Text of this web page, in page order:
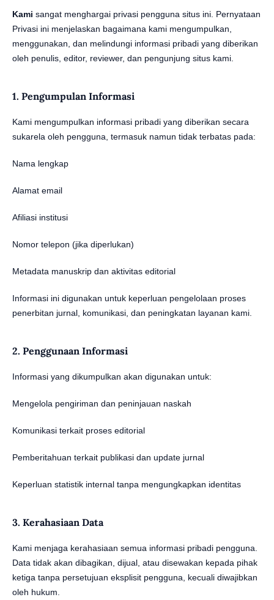
Kami sangat menghargai privasi pengguna situs ini. Pernyataan
Privasi ini menjelaskan bagaimana kami mengumpulkan,
menggunakan, dan melindungi informasi pribadi yang diberikan
oleh penulis, editor, reviewer, dan pengunjung situs kami.
1. Pengumpulan Informasi
Kami mengumpulkan informasi pribadi yang diberikan secara
sukarela oleh pengguna, termasuk namun tidak terbatas pada:
Nama lengkap
Alamat email
Afiliasi institusi
Nomor telepon (jika diperlukan)
Metadata manuskrip dan aktivitas editorial
Informasi ini digunakan untuk keperluan pengelolaan proses
penerbitan jurnal, komunikasi, dan peningkatan layanan kami.
2. Penggunaan Informasi
Informasi yang dikumpulkan akan digunakan untuk:
Mengelola pengiriman dan peninjauan naskah
Komunikasi terkait proses editorial
Pemberitahuan terkait publikasi dan update jurnal
Keperluan statistik internal tanpa mengungkapkan identitas
3. Kerahasiaan Data
Kami menjaga kerahasiaan semua informasi pribadi pengguna.
Data tidak akan dibagikan, dijual, atau disewakan kepada pihak
ketiga tanpa persetujuan eksplisit pengguna, kecuali diwajibkan
oleh hukum.